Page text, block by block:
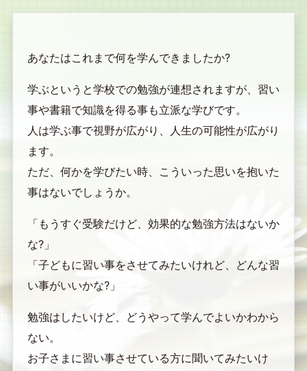
あなたはこれまで何を学んできましたか?
学ぶというと学校での勉強が連想されますが、習い
事や書籍で知識を得る事も立派な学びです。
人は学ぶ事で視野が広がり、人生の可能性が広がり
ます。
ただ、何かを学びたい時、こういった思いを抱いた
事はないでしょうか。
「もうすぐ受験だけど、効果的な勉強方法はないか
な?」
「子どもに習い事をさせてみたいけれど、どんな習
い事がいいかな?」
勉強はしたいけど、どうやって学んでよいかわから
ない。
お子さまに習い事させている方に聞いてみたいけ